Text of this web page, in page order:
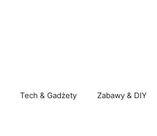
Tech & Gadżety Zabawy & DIY